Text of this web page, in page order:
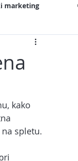
marketing
kako
spletu.